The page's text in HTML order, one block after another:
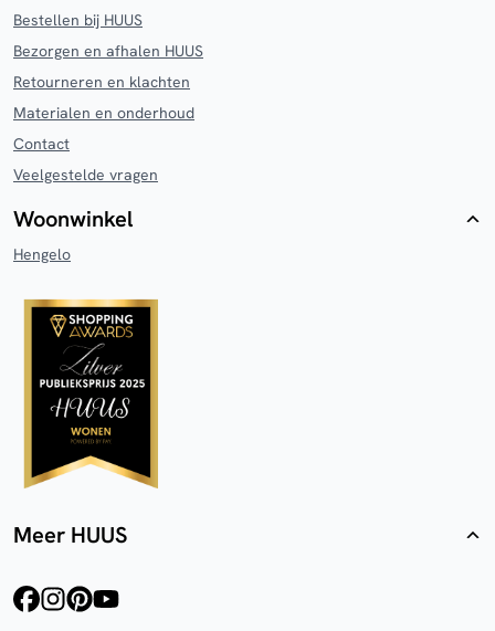
Bestellen bij HUUS
Bezorgen en afhalen HUUS
Retourneren en klachten
Materialen en onderhoud
Contact
Veelgestelde vragen
Woonwinkel
Hengelo
Meer HUUS
facebookinstagram
pinterest
youtube